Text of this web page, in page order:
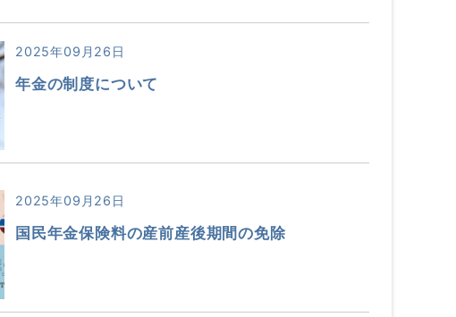
2025年09月26日
年金の制度について
2025年09月26日
国民年金保険料の産前産後期間の免除